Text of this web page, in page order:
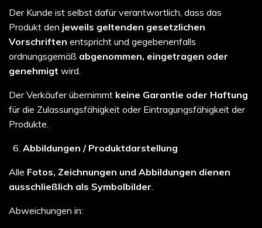
Der Kunde ist selbst dafür verantwortlich, dass das
Produkt den jeweils geltenden gesetzlichen
Vorschriften entspricht und gegebenenfalls
ordnungsgemäß abgenommen, eingetragen oder
genehmigt wird.
Der Verkäufer übernimmt keine Garantie oder Haftung
für die Zulassungsfähigkeit oder Eintragungsfähigkeit der
Produkte.
Abbildungen / Produktdarstellung
Alle Fotos, Zeichnungen und Abbildungen dienen
ausschließlich als Symbolbilder.
Abweichungen in: